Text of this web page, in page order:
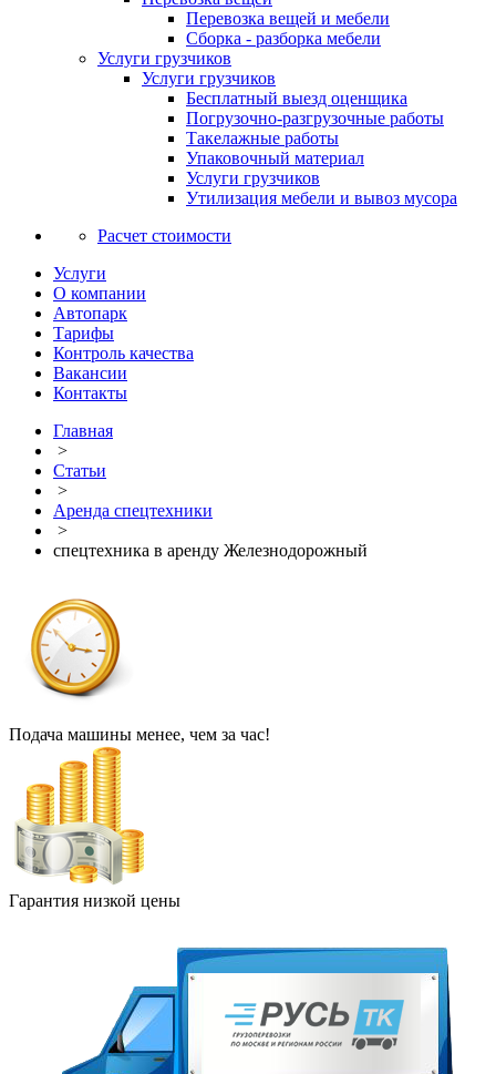
Перевозка вещей и мебели
Сборка - разборка мебели
Услуги грузчиков
Услуги грузчиков
Бесплатный выезд оценщика
Погрузочно-разгрузочные работы
Такелажные работы
Упаковочный материал
Услуги грузчиков
Утилизация мебели и вывоз мусора
Расчет стоимости
Услуги
О компании
Автопарк
Тарифы
Контроль качества
Вакансии
Контакты
Главная
>
Статьи
>
Аренда спецтехники
>
спецтехника в аренду Железнодорожный
Подача машины менее, чем за час!
Гарантия низкой цены